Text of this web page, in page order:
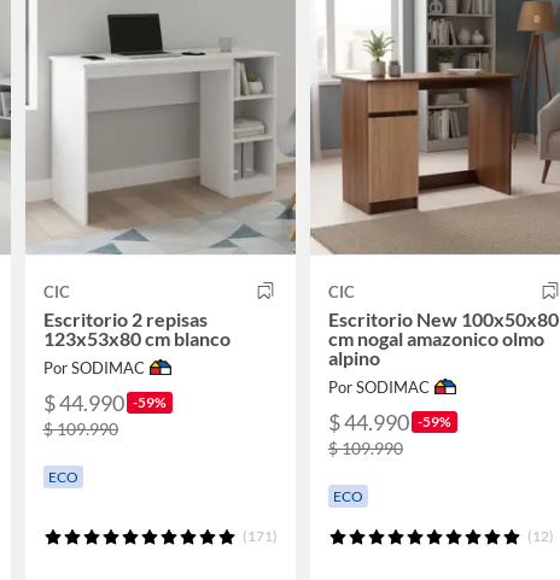
CIC
Escritorio 2 repisas
123x53x80 cm blanco
Por SODIMAC
$ 44.990 -59%
$ 109.990
ECO
(171)
CIC
Escritorio New 100x50x80
cm nogal amazonico olmo
alpino
Por SODIMAC
$ 44.990 -59%
$ 109.990
ECO
(12)